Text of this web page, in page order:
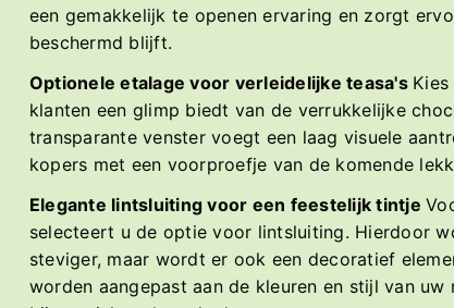
een gemakkelijk te openen ervaring en zorgt
beschermd blijft.
Optionele etalage voor verleidelijke teasa's
klanten een glimp biedt van de verrukkelijke
transparante venster voegt een laag visuele
kopers met een voorproefje van de komende
Elegante lintsluiting voor een feestelijk tintje
selecteert u de optie voor lintsluiting. Hierdoor
steviger, maar wordt er ook een decoratief
worden aangepast aan de kleuren en stijl van